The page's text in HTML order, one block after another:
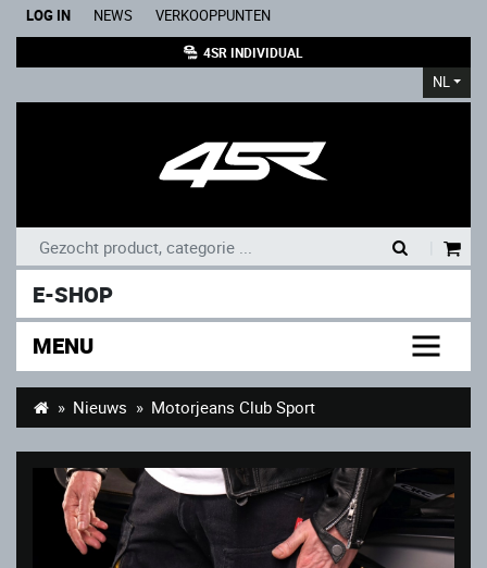
LOG IN NEWS VERKOOPPUNTEN
4SR INDIVIDUAL
NL
E-SHOP
MENU
Nieuws Motorjeans Club Sport